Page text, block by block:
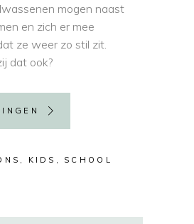
mogen naast
en zich er mee
ze weer zo stil zit.
dat ook?
KIDS SCHOOL